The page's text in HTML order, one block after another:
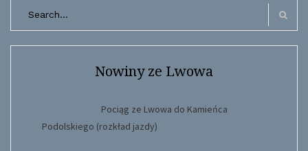
Search
Nowiny ze Lwowa
Pociąg ze Lwowa do Kamieńca
Podolskiego (rozkład jazdy)